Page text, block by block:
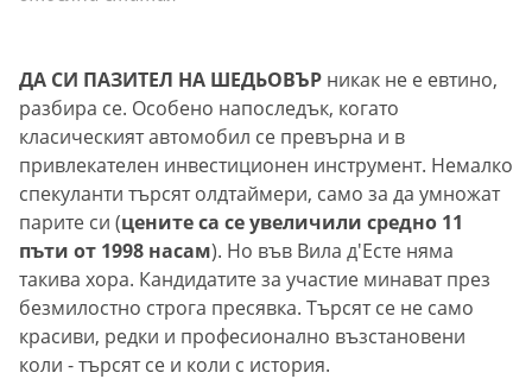
ДА СИ ПАЗИТЕЛ НА ШЕДЬОВЪР никак не е евтино,
разбира се. Особено напоследък, когато
класическият автомобил се превърна и в
привлекателен инвестиционен инструмент. Немалко
спекуланти търсят олдтаймери, само за да умножат
парите си (цените са се увеличили средно 11
пъти от 1998 насам). Но във Вила д'Eсте няма
такива хора. Кандидатите за участие минават през
безмилостно строга пресявка. Търсят се не само
красиви, редки и професионално възстановени
коли - търсят се и коли с история.